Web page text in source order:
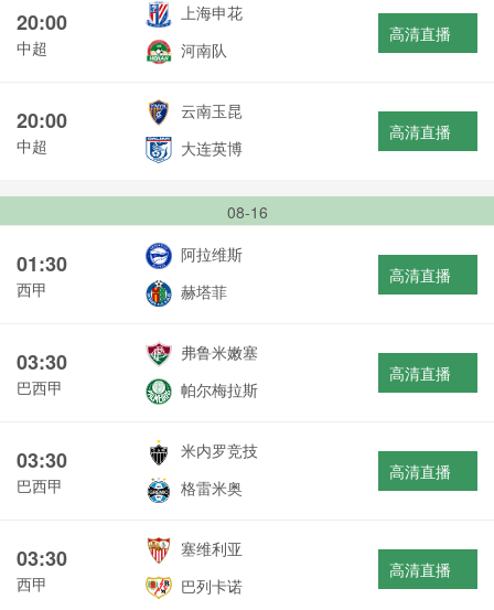
20:00
中超
上海申花
河南队
高清直播
20:00
中超
云南玉昆
大连英博
高清直播
08-16
01:30
西甲
阿拉维斯
赫塔菲
高清直播
03:30
巴西甲
弗鲁米嫩塞
帕尔梅拉斯
高清直播
03:30
巴西甲
米内罗竞技
格雷米奥
高清直播
03:30
西甲
塞维利亚
巴列卡诺
高清直播